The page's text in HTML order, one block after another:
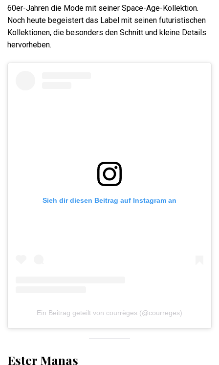
60er-Jahren die Mode mit seiner Space-Age-Kollektion.
Noch heute begeistert das Label mit seinen futuristischen
Kollektionen, die besonders den Schnitt und kleine Details
hervorheben.
Sieh dir diesen Beitrag auf Instagram an
Ein Beitrag geteilt von courrèges (@courreges)
Ester Manas